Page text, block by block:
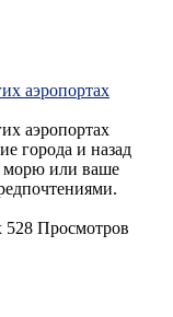
аэропортах
аэропортах
города и назад
морю или ваше
528 Просмотров